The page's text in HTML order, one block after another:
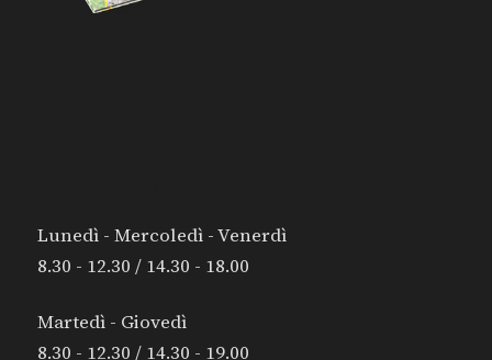
Lunedì - Mercoledì - Venerdì
8.30 - 12.30 / 14.30 - 18.00
Martedì - Giovedì
8.30 - 12.30 / 14.30 - 19.00